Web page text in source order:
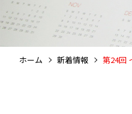
ホーム 新着情報 第24回